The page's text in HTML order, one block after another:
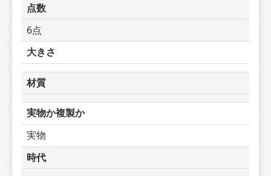
点数
6点
大きさ
材質
実物か複製か
実物
時代